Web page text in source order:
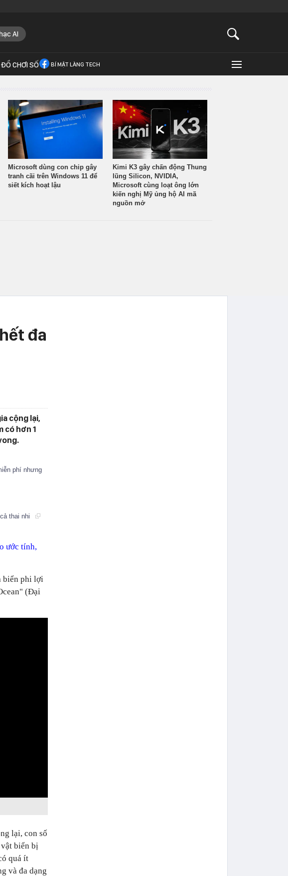
AI
ĐỒ CHƠI SỐ BÍ MẬT LÀNG TECH
Microsoft dùng con chip gây
tranh cãi trên Windows 11 để
siết kích hoạt lậu
Kimi K3 gây chấn động Thung
lũng Silicon, NVIDIA,
Microsoft cùng loạt ông lớn
kiến nghị Mỹ ủng hộ AI mã
nguồn mở
đa
cộng lại,
có hơn 1
phí nhưng
thai nhi
ước tính,
biển phi lợi
(Đại
lại, con số
vật biển bị
quá ít
và đa dạng